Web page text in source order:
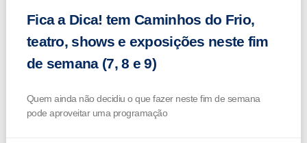
Fica a Dica! tem Caminhos do Frio,
teatro, shows e exposições neste fim
de semana (7, 8 e 9)
Quem ainda não decidiu o que fazer neste fim de semana
pode aproveitar uma programação